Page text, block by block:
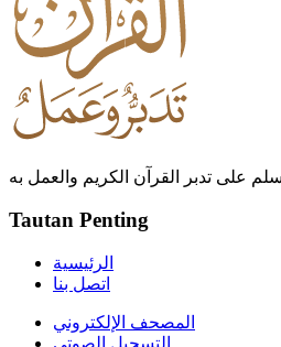
على تدبر القرآن الكريم والعمل به
Tautan Penting
الرئيسية
اتصل بنا
المصحف الإلكتروني